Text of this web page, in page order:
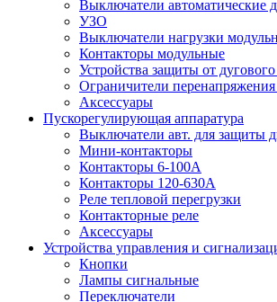
Выключатели автоматические
УЗО
Выключатели нагрузки
Контакторы модульные
Устройства защиты от
Ограничители
Аксессуары
Пускорегулирующая аппаратура
Выключатели авт. для защиты
Мини-контакторы
Контакторы 6-100А
Контакторы 120-630A
Реле тепловой перегрузки
Контакторные реле
Аксессуары
Устройства управления и
Кнопки
Лампы сигнальные
Переключатели